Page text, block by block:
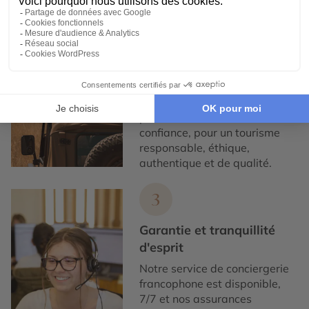
Nous collaborons
exclusivement avec des
partenaires locaux de
confiance, pour un tourisme
responsable, éthique,
authentique et de qualité.
3
Garantie et tranquillité
d'esprit
Notre service de conciergerie
francophone est disponible,
7/7 et nos assurances